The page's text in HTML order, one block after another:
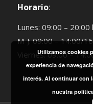
Horario:
Lunes: 09:00 – 20:00
M-J: 09:00 – 14:00/
Viernes: 09:00 –
Utilizamos cookies
experiencia de
interés. Al continuar con
nuestra